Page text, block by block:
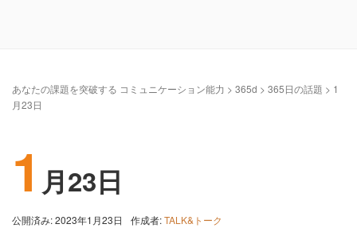
あなたの課題を突破する コミュニケーション能力 > 365d > 365日の話題 > 1
月23日
1 月23日
公開済み: 2023年1月23日 作成者:TALK&トーク